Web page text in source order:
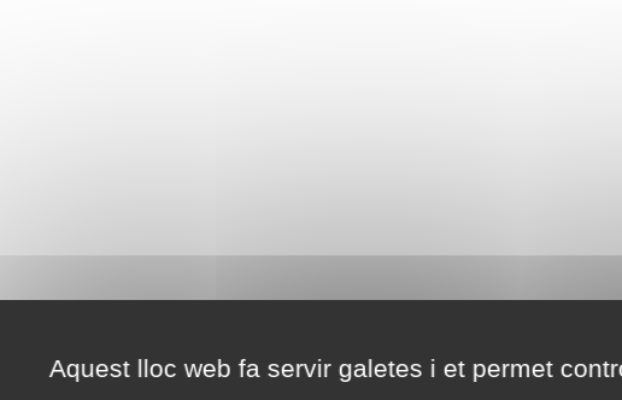
Aquest lloc web fa servir galetes i et permet